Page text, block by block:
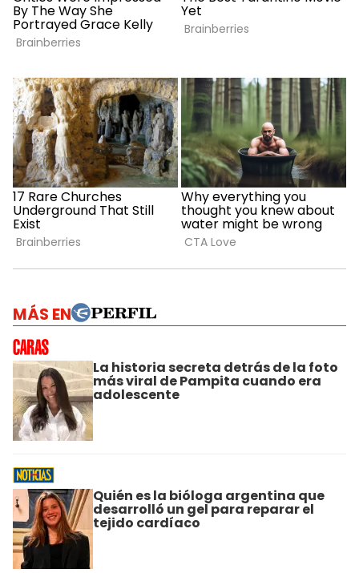
MÁS EN
La historia secreta detrás de la foto
más viral de Pampita cuando era
adolescente
Quién es la bióloga argentina que
desarrolló un gel para reparar el
tejido cardíaco